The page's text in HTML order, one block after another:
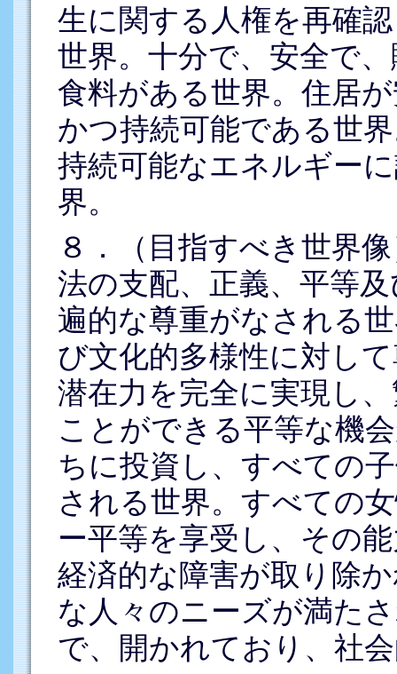
生に関する人権を再確
世界。十分で、安全で
食料がある世界。住居
かつ持続可能である世
持続可能なエネルギー
界。
８．（目指すべき世界
法の支配、正義、平等
遍的な尊重がなされる
び文化的多様性に対し
潜在力を完全に実現し
ことができる平等な機
ちに投資し、すべての
される世界。すべての
ー平等を享受し、その
経済的な障害が取り除
な人々のニーズが満た
で、開かれており、社